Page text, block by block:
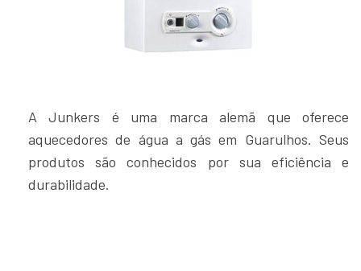
A Junkers é uma marca alemã que oferece
aquecedores de água a gás em Guarulhos. Seus
produtos são conhecidos por sua eficiência e
durabilidade.